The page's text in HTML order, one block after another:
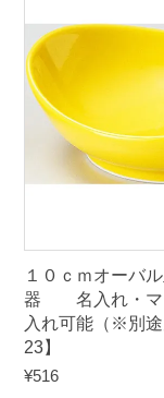
１０ｃｍオー
器 名入れ・マ
入れ可能（※別
23】
¥516